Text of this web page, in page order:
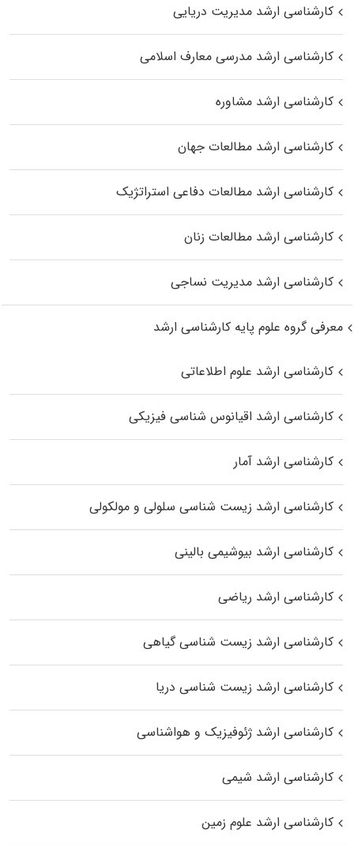
کارشناسی ارشد مدیریت دریایی
کارشناسی ارشد مدرسی معارف اسلامی
کارشناسی ارشد مشاوره
کارشناسی ارشد مطالعات جهان
کارشناسی ارشد مطالعات دفاعی استراتژیک
کارشناسی ارشد مطالعات زنان
کارشناسی ارشد مدیریت نساجی
معرفی گروه علوم پایه کارشناسی ارشد
کارشناسی ارشد علوم اطلاعاتی
کارشناسی ارشد اقیانوس‌ شناسی فیزیکی
کارشناسی ارشد آمار
کارشناسی ارشد زیست شناسی سلولی و مولکولی
کارشناسی ارشد بیوشیمی بالینی
کارشناسی ارشد ریاضی
کارشناسی ارشد زیست‌ شناسی گیاهی
کارشناسی ارشد زیست‌ شناسی دریا
کارشناسی ارشد ژئوفیزیک و هواشناسی
کارشناسی ارشد شیمی
کارشناسی ارشد علوم زمین